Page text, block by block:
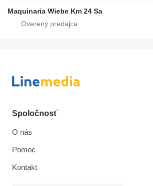
Maquinaria Wiebe Km 24 Sa
Spoločnosť
O nás
Pomoc
Kontakt